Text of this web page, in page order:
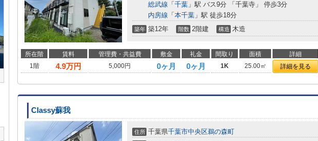
総武線 「 千葉 」駅 バス9分 「千葉寺」 停歩3分
内房線 「 本千葉 」駅 徒歩18分
築年 築12年 階数 2階建 構造 木造
所在階 賃料 管理費・共益費 敷金 礼金 間取り 面積 詳細
1階
4.9万円 5,000円 0ヶ月 0ヶ月 1K 25.00㎡ 詳細を見る
Classy蘇我
住所 千葉県千葉市中央区鵜の森町